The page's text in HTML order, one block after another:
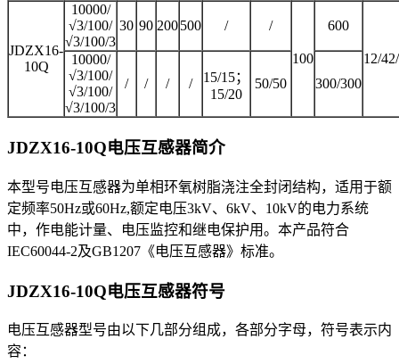
JDZX16-
10Q
10000/
√3/100/
√3/100/3
30 90 200500 / /
100
600
12/
10000/
√3/100/
√3/100/
√3/100/3
/ / / /
15/15；
15/20
50/50 300/300
JDZX16-10Q电压互感器简介
本型号电压互感器为单相环氧树脂浇注全封闭结构，适用于额
定频率50Hz或60Hz,额定电压3kV、6kV、10kV的电力系统
中，作电能计量、电压监控和继电保护用。本产品符合
IEC60044-2及GB1207《电压互感器》标准。
JDZX16-10Q电压互感器符号
电压互感器型号由以下几部分组成，各部分字母，符号表示内
容：